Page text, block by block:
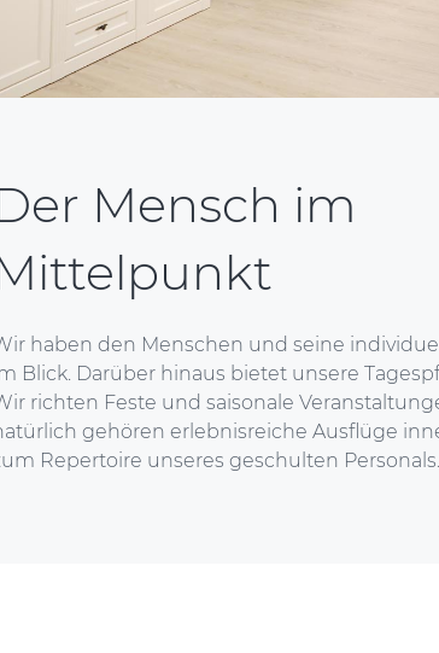
Mensch im
haben den Menschen und seine
Blick. Darüber hinaus bietet unsere
richten Feste und saisonale
gehören erlebnisreiche Ausflüge
Repertoire unseres geschulten Personals.